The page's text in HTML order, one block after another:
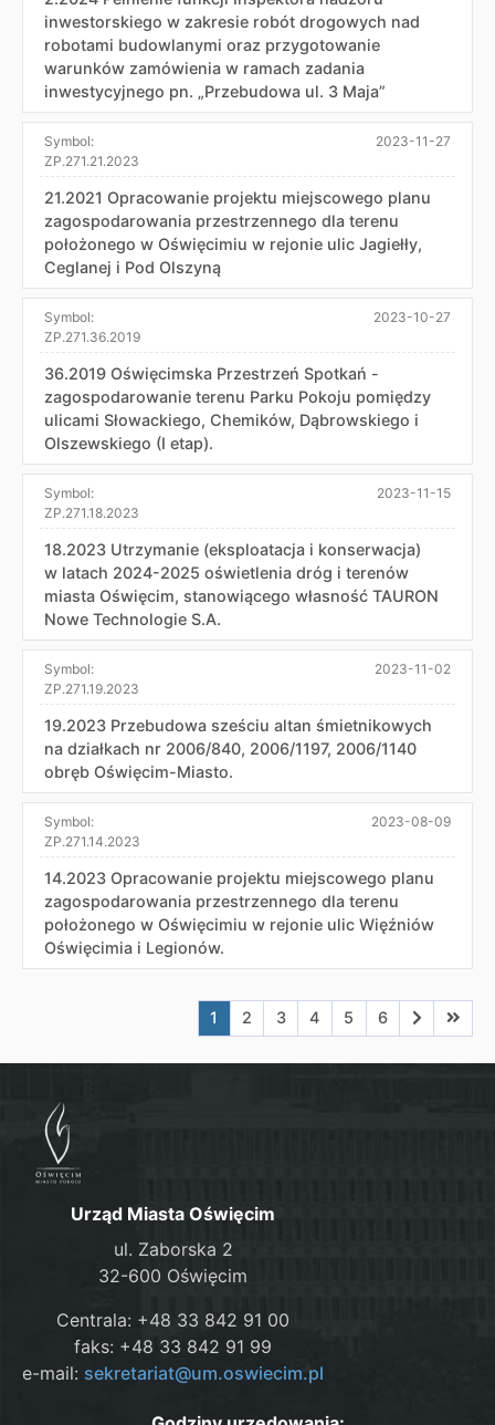
inwestorskiego w zakresie robót drogowych nad
robotami budowlanymi oraz przygotowanie
warunków zamówienia w ramach zadania
inwestycyjnego pn. „Przebudowa ul. 3 Maja”
Symbol:
ZP.271.21.2023
2023-11-27
21.2021 Opracowanie projektu miejscowego planu
zagospodarowania przestrzennego dla terenu
położonego w Oświęcimiu w rejonie ulic Jagiełły,
Ceglanej i Pod Olszyną
Symbol:
ZP.271.36.2019
2023-10-27
36.2019 Oświęcimska Przestrzeń Spotkań -
zagospodarowanie terenu Parku Pokoju pomiędzy
ulicami Słowackiego, Chemików, Dąbrowskiego i
Olszewskiego (I etap).
Symbol:
ZP.271.18.2023
2023-11-15
18.2023 Utrzymanie (eksploatacja i konserwacja)
w latach 2024-2025 oświetlenia dróg i terenów
miasta Oświęcim, stanowiącego własność TAURON
Nowe Technologie S.A.
Symbol:
ZP.271.19.2023
2023-11-02
19.2023 Przebudowa sześciu altan śmietnikowych
na działkach nr 2006/840, 2006/1197, 2006/1140
obręb Oświęcim-Miasto.
Symbol:
ZP.271.14.2023
2023-08-09
14.2023 Opracowanie projektu miejscowego planu
zagospodarowania przestrzennego dla terenu
położonego w Oświęcimiu w rejonie ulic Więźniów
Oświęcimia i Legionów.
Aktualna strona nr 1
1 Przejdź do strony nr 2
2 Przejdź do strony nr 3
3 Przejdź do strony nr 4
4 Przejdź do strony
5 Przejdź do
6 Przejdź
Urząd Miasta Oświęcim
ul. Zaborska 2
32-600 Oświęcim
Centrala: +48 33 842 91 00
faks: +48 33 842 91 99
e-mail: sekretariat@um.oswiecim.pl